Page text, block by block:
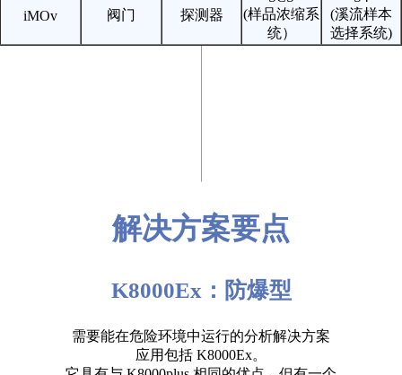
iMOv 阀门 探测器
(样品浓缩系
统）
(溪流样本
选择系统)
解决方案要点
K8000Ex：防爆型
需要能在危险环境中运行的分析解决方案
应用包括 K8000Ex。